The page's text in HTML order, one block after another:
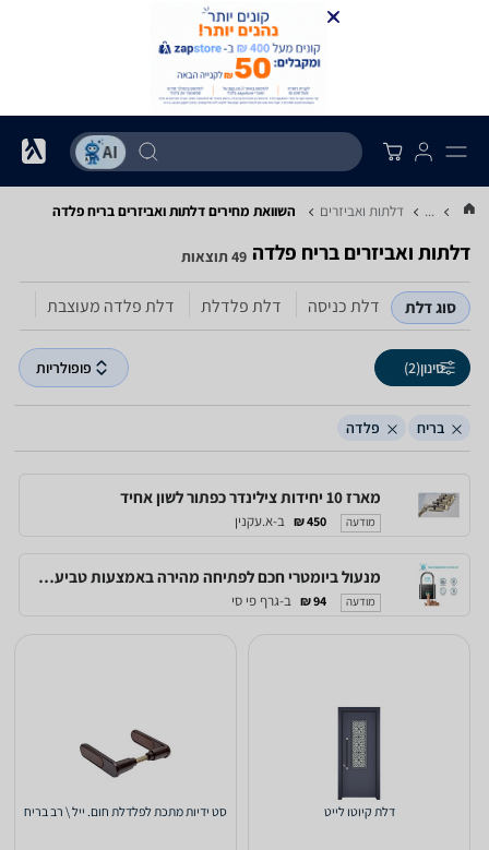
... דלתות ואביזרים השוואת מחירים דלתות ואביזרים ‏בריח ‏פלדה
דלתות ואביזרים ‏בריח ‏פלדה 49 תוצאות
סוג דלת דלת כניסה דלת פלדלת דלת פלדה מעוצבת
סינון(2) פופולריות
בריח פלדה
מארז 10 יחידות צילינדר כפתור לשון אחיד
מודעה 450 ₪ ב-א.עקנין
מנעול ביומטרי חכם לפתיחה מהירה באמצעות טביעת אצבע, לשימוש של עד 10 משתמשים
מודעה 94 ₪ ב-גרף פי סי
דלת קיוטו לייט סט ידיות מתכת לפלדלת חום. ייל \ רב בריח